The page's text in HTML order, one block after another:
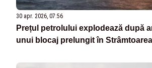
30 apr. 2026, 07:56
Prețul petrolului explodează după
unui blocaj prelungit în